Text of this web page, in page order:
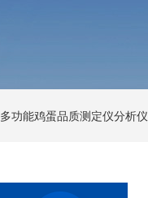
多功能鸡蛋品质测定仪分析仪